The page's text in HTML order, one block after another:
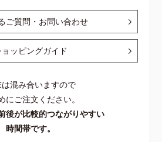
ご質問・お問い合わせ
ョッピングガイド
は混み合いますので
にご注文ください。
後が比較的つながりやすい
時間帯です。